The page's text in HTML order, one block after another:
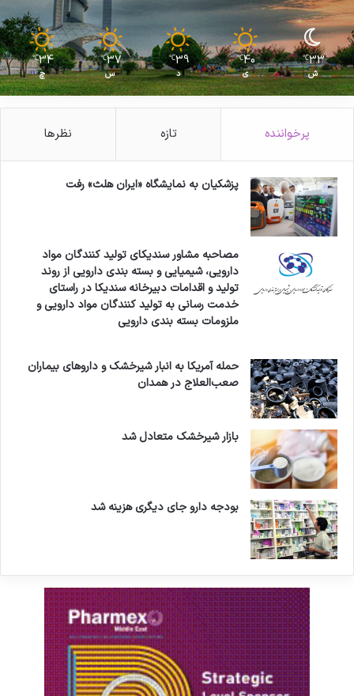
33
℃
ش
40
℃
ی
39
℃
د
37
℃
س
34
℃
چ
پرخواننده تازه نظرها
پزشکیان به نمایشگاه «ایران هلث» رفت
مصاحبه مشاور سندیکای تولید کنندگان مواد
دارویی، شیمیایی و بسته بندی دارویی از روند
تولید و اقدامات دبیرخانه سندیکا در راستای
خدمت رسانی به تولید کنندگان مواد دارویی و
ملزومات بسته بندی دارویی
حمله آمریکا به انبار شیرخشک و داروهای بیماران
صعب‌العلاج در همدان
بازار شیرخشک متعادل شد
بودجه دارو جای دیگری هزینه شد